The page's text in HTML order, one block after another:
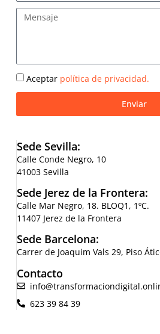
Aceptar política de privacidad.
Enviar
Sede Sevilla:
Calle Conde Negro, 10
41003 Sevilla
Sede Jerez de la Frontera:
Calle Mar Negro, 18. BLOQ1, 1ºC.
11407 Jerez de la Frontera
Sede Barcelona:
Carrer de Joaquim Vals 29, Piso
Contacto
623 39 84 39